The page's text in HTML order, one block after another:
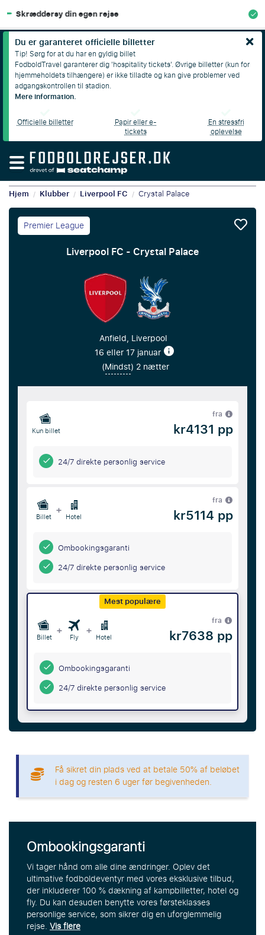
100% Økonomisk beskyttelse
Du er garanteret officielle billetter
Tip! Sørg for at du har en gyldig billet
FodboldTravel garanterer dig 'hospitality tickets'. Øvrige billetter (kun for
hjemmeholdets tilhængere) er ikke tilladte og kan give problemer ved
adgangskontrollen til stadion.
Mere information.
Officielle billetter
Papir eller e-
tickets
En stressfri
oplevelse
Hjem / Klubber / Liverpool FC / Crystal Palace
Premier League
Liverpool FC - Crystal Palace
Anfield, Liverpool
16 eller 17 januar
(Mindst) 2 nætter
Kun billet
fra
kr4131 pp
24/7 direkte personlig service
Billet + Hotel
fra
kr5114 pp
Ombookingsgaranti
24/7 direkte personlig service
Mest populære
Billet + Fly + Hotel
fra
kr7638 pp
Ombookingsgaranti
24/7 direkte personlig service
Få sikret din plads ved at betale 50% af beløbet
i dag og resten 6 uger før begivenheden.
Ombookingsgaranti
Vi tager hånd om alle dine ændringer. Oplev det
ultimative fodboldeventyr med vores eksklusive tilbud,
der inkluderer 100 % dækning af kampbilletter, hotel og
fly. Du kan desuden benytte vores førsteklasses
personlige service, som sikrer dig en uforglemmelig
rejse.Vis flere